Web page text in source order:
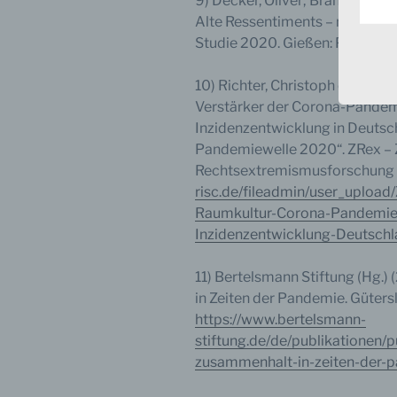
Alte Ressentiments – neue
Studie 2020. Gießen:
10) Richter, Christoph et al.
Verstärker der Corona-
Inzidenzentwicklung in
Pandemiewelle 2020“. ZRex
Rechtsextremismusforschung
risc.de/fileadmin/
Raumkultur-Corona-
Inzidenzentwicklung-
11) Bertelsmann Stiftung
in Zeiten der Pandemie.
https://www.bertelsmann-
stiftung.de/de/publikationen/
zusammenhalt-in-zeiten-der-
mit
d)